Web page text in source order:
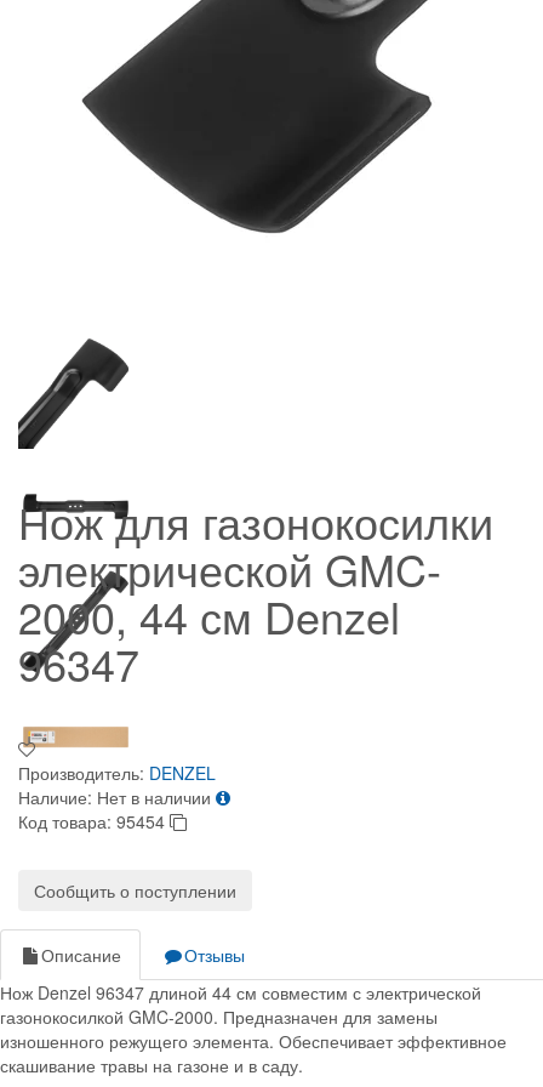
Нож для газонокосилки
электрической GMC-
2000, 44 см Denzel
96347
Производитель: DENZEL
Наличие: Нет в наличии
Код товара: 95454
Сообщить о поступлении
Описание
Отзывы
Нож Denzel 96347 длиной 44 см совместим с электрической
газонокосилкой GMC-2000. Предназначен для замены
изношенного режущего элемента. Обеспечивает эффективное
скашивание травы на газоне и в саду.